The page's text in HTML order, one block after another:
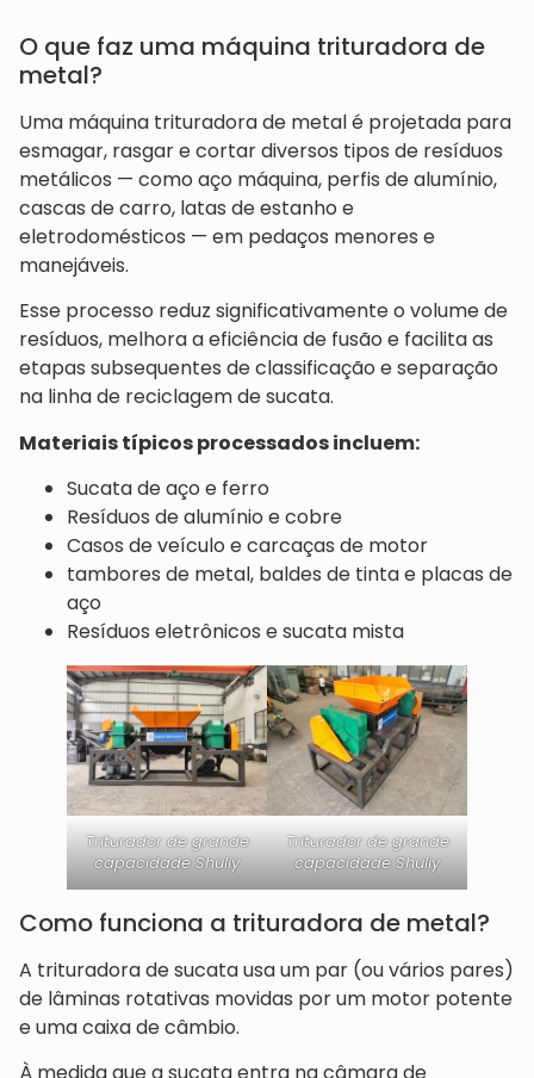
O que faz uma máquina trituradora de
metal?
Uma máquina trituradora de metal é projetada para
esmagar, rasgar e cortar diversos tipos de resíduos
metálicos — como aço máquina, perfis de alumínio,
cascas de carro, latas de estanho e
eletrodomésticos — em pedaços menores e
manejáveis.
Esse processo reduz significativamente o volume de
resíduos, melhora a eficiência de fusão e facilita as
etapas subsequentes de classificação e separação
na linha de reciclagem de sucata.
Materiais típicos processados incluem:
Sucata de aço e ferro
Resíduos de alumínio e cobre
Casos de veículo e carcaças de motor
tambores de metal, baldes de tinta e placas de
aço
Resíduos eletrônicos e sucata mista
Triturador de grande
capacidade Shuliy
Triturador de grande
capacidade Shuliy
Como funciona a trituradora de metal?
A trituradora de sucata usa um par (ou vários pares)
de lâminas rotativas movidas por um motor potente
e uma caixa de câmbio.